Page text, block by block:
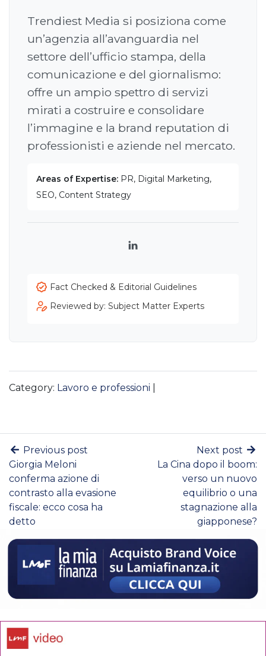
Trendiest Media si posiziona come
un’agenzia all’avanguardia nel
settore dell’ufficio stampa, della
comunicazione e del giornalismo:
offre un ampio spettro di servizi
mirati a costruire e consolidare
l’immagine e la brand reputation di
professionisti e aziende nel mercato.
Areas of Expertise: PR, Digital Marketing,
SEO, Content Strategy
LinkedIn
Fact Checked & Editorial Guidelines
Reviewed by: Subject Matter Experts
Category: Lavoro e professioni
Previous post
Giorgia Meloni
conferma azione di
contrasto alla evasione
fiscale: ecco cosa ha
detto
Next post
La Cina dopo il boom:
verso un nuovo
equilibrio o una
stagnazione alla
giapponese?